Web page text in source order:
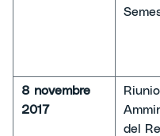
8 novembre
2017
del